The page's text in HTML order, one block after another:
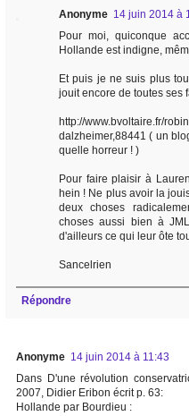
Anonyme 14 juin 2014 à
Pour moi, quiconque
Hollande est indigne,
Et puis je ne suis plus
jouit encore de toutes ses
http://www.bvoltaire.fr/
dalzheimer,88441 ( un
quelle horreur ! )
Pour faire plaisir à
hein ! Ne plus avoir la
deux choses
choses aussi bien à
d'ailleurs ce qui leur ôte
Sancelrien
Répondre
Anonyme 14 juin 2014 à 11:43
Dans D'une révolution
2007, Didier Eribon écrit p. 63:
Hollande par Bourdieu :